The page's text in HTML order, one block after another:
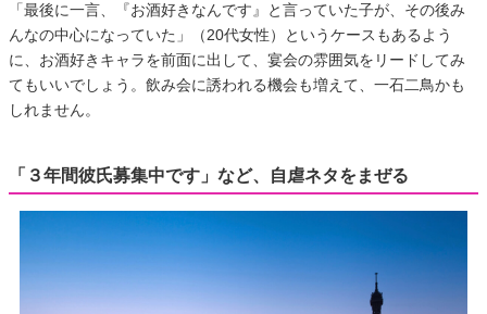
「最後に一言、『お酒好きなんです』と言っていた子が、その後み
んなの中心になっていた」（20代女性）というケースもあるよう
に、お酒好きキャラを前面に出して、宴会の雰囲気をリードしてみ
てもいいでしょう。飲み会に誘われる機会も増えて、一石二鳥かも
しれません。
「３年間彼氏募集中です」など、自虐ネタをまぜる